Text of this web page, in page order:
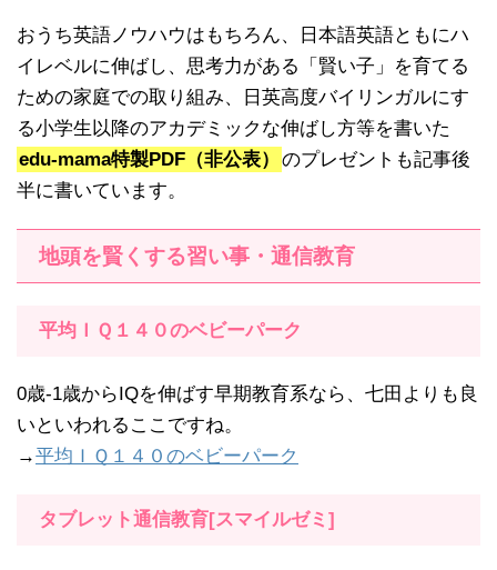
おうち英語ノウハウはもちろん、日本語英語ともにハ
イレベルに伸ばし、思考力がある「賢い子」を育てる
ための家庭での取り組み、日英高度バイリンガルにす
る小学生以降のアカデミックな伸ばし方等を書いた
edu-mama特製PDF（非公表）
のプレゼントも記事後
半に書いています。
地頭を賢くする習い事・通信教育
平均ＩＱ１４０のベビーパーク
0歳-1歳からIQを伸ばす早期教育系なら、七田よりも良
いといわれるここですね。
→平均ＩＱ１４０のベビーパーク
タブレット通信教育[スマイルゼミ]